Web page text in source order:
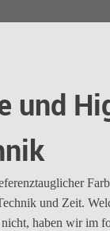
und
und Zeit.
haben wir im